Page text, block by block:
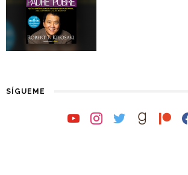
SÍGUEME
youtubeinstagramtwittergoodreads